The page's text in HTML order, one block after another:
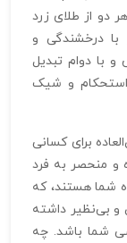
10.87 گرم است، هر دو از طلای زرد
شده‌اند. طلای زرد 18 عیار با درخشندگی و
و با دوام تبدیل
استحکام و شیک
برای کسانی
منحصر به فرد
شما هستند، که
و بی‌نظیر داشته
شما باشد. چه